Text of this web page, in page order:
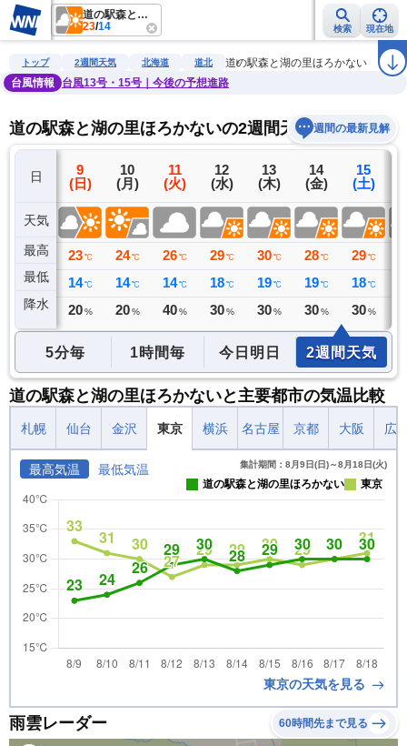
道の駅森と湖の里ほろかない
23/14 検索 現在地
雨雲レーダー 台風情報 地震情報 警報・注意報 2週間天気 ラ
トップ 2週間天気 北海道 道北
道の駅森と湖の里ほろかない
台風情報
台風13号・15号｜今後の予想進路
道の駅森と湖の里ほろかないの2週間天気予報週間の最新見解
日
天気
最高
最低
降水
8
(土)
24 ℃
15 ℃
0 ミリ
9
(日)
23 ℃
14 ℃
20 %
10
(月)
24 ℃
14 ℃
20 %
11
(火)
26 ℃
14 ℃
40 %
12
(水)
29 ℃
18 ℃
30 %
13
(木)
30 ℃
19 ℃
30 %
14
(金)
28 ℃
19 ℃
30 %
15
(土)
29 ℃
18 ℃
30 %
5分毎 1時間毎 今日明日 2週間天気
道の駅森と湖の里ほろかないと主要都市の気温比較
札幌 仙台 金沢 東京 横浜 名古屋 京都 大阪 広
最高気温 最低気温 集計期間：8月9日(日)～8月18日(火)
道の駅森と湖の里ほろかない 東京
東京の天気を見る
雨雲レーダー 60時間先まで見る